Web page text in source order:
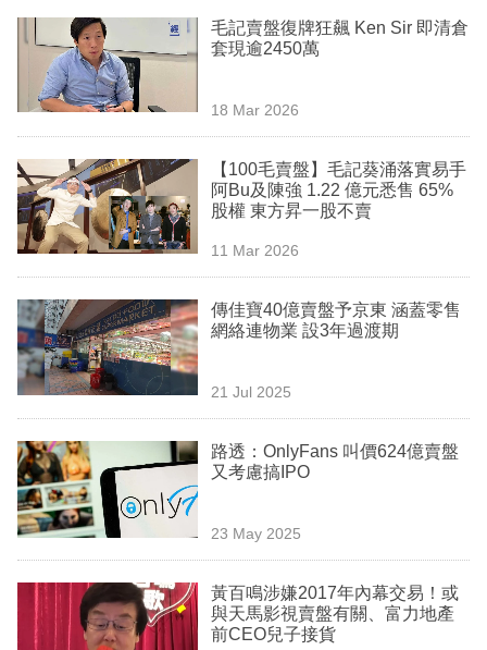
樓
市
理
商
業
科
技
職
場
生
事
欄
訂
毛記賣盤復牌狂飆 Ken Sir 即清倉
套現逾2450萬
18 Mar 2026
【100毛賣盤】毛記葵涌落實易手
阿Bu及陳強 1.22 億元悉售 65%
股權 東方昇一股不賣
11 Mar 2026
傳佳寶40億賣盤予京東 涵蓋零售
網絡連物業 設3年過渡期
21 Jul 2025
路透：OnlyFans 叫價624億賣盤
又考慮搞IPO
23 May 2025
黃百鳴涉嫌2017年內幕交易！或
與天馬影視賣盤有關、富力地產
前CEO兒子接貨